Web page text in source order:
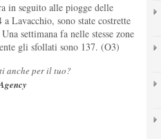
in seguito alle piogge delle
Lavacchio, sono state costrette
settimana fa nelle stesse zone
gli sfollati sono 137. (O3)
anche per il tuo?